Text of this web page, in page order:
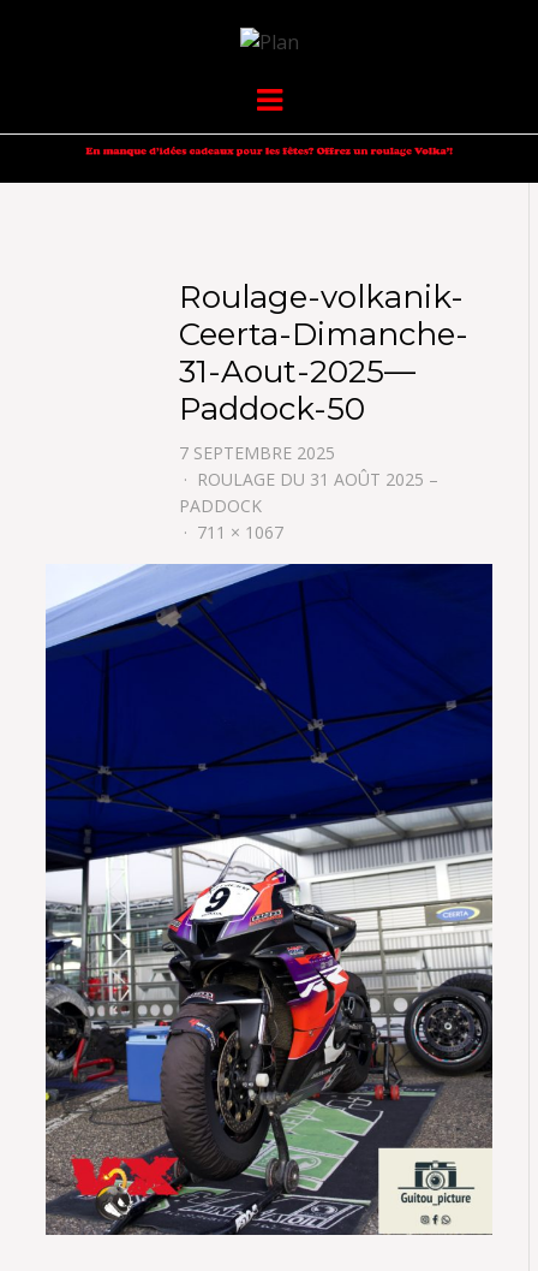
VOLKANIK-
ENDURANCE
Menu
Roulage-volkanik-
Ceerta-Dimanche-
31-Aout-2025—
Paddock-50
7 SEPTEMBRE 2025
ROULAGE DU 31 AOÛT 2025 –
PADDOCK
711 × 1067